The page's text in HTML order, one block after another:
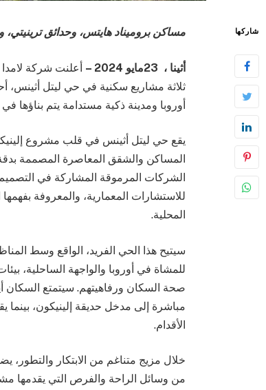
شاركها مساكن بروميناد هايتس، وحدائق
أثينا ، مايو 2024 –
ثلاثة مشاريع سكنية في حي ليتل
أوروبا ومدينة ذكية مستدامة يتم بناؤها في
يقع حي ليتل أثينس في قلب مشروع
المساكن والشقق المعاصرة المصممة
للاستشارات المعمارية، والمعروفة
المحلية.
سيتيح هذا الحي الفريد، الواقع وسط
للمشاة في أوروبا والواجهة الساحلية،
صحة السكان ورفاهيتهم. سيتمتع السكان
مباشرة إلى مدخل حديقة إلينيكون،
الأقدام.
خلال مزيج متناغم من الابتكار
من وسائل الراحة والفرص التي يقدمها